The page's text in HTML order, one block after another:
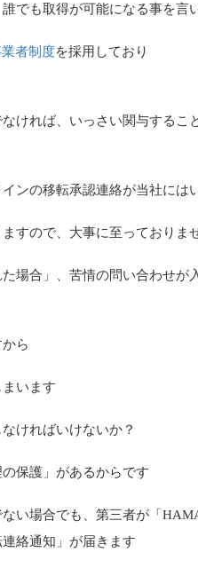
でも取得が可能になる事を言
者制度を採用しており
ければ、いっさい関与するこ
ンの移転承認連絡が当社には
すので、大事に至っておりま
場合」、苦情の問い合わせが
ら
います
ければいけないか？
保護」があるからです
い場合でも、第三者が「
絡通知」が届きます